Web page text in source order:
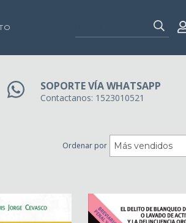
SOPORTE VÍA WHATSAPP
Contactanos: 1523010521
Ordenar por